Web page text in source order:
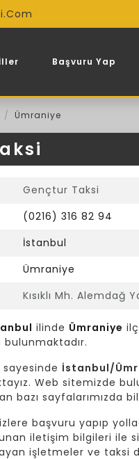
Başvuru Yap
Ümraniye
Gençtur Taksi
(0216) 316 82 94
İstanbul
Ümraniye
Kısıklı Mh.
ilinde Ümraniye
sayesinde İstanbul/
Web sitemizde
bazı sayfalarımızda
başvuru yapıp
iletişim bilgileri ile
işletmeler ve taksi